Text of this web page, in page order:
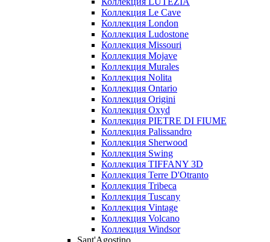
Коллекция Le Cave
Коллекция London
Коллекция Ludostone
Коллекция Missouri
Коллекция Mojave
Коллекция Murales
Коллекция Nolita
Коллекция Ontario
Коллекция Origini
Коллекция Oxyd
Коллекция PIETRE DI FIUME
Коллекция Palissandro
Коллекция Sherwood
Коллекция Swing
Коллекция TIFFANY 3D
Коллекция Terre D'Otranto
Коллекция Tribeca
Коллекция Tuscany
Коллекция Vintage
Коллекция Volcano
Коллекция Windsor
Sant'Agostino